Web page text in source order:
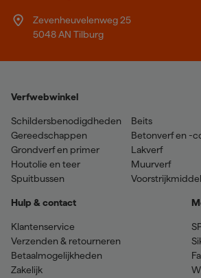
Zevenheuvelenweg 25
5048 AN Tilburg
Verfwebwinkel
Schildersbenodigdheden
Gereedschappen
Grondverf en primer
Houtolie en teer
Spuitbussen
Beits
Betonverf en -
Lakverf
Muurverf
Hulp & contact
Klantenservice
Verzenden & retourneren
Betaalmogelijkheden
Zakelijk